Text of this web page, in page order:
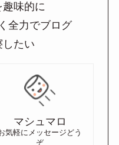
味的に
全力でブログ
たい
マシュマロ
気軽にメッセージどう
ぞ